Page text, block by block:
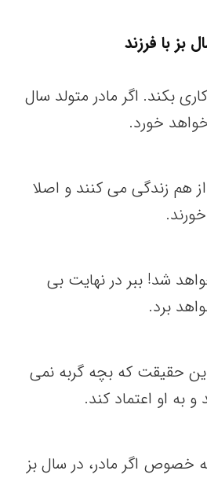
بز با فرزند
بکند. اگر مادر متولد سال
خورد.
هم زندگی می کنند و اصلا
شد! ببر در نهایت بی
برد.
این حقیقت که بچه گربه نمی
به او اعتماد کند.
خصوص اگر مادر، در سال بز